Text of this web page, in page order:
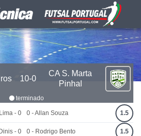
10-0
CA S. Marta
Pinhal
terminado
- 0
- 0
0 - Allan Souza 1.5
0 - Rodrigo Bento 1.5